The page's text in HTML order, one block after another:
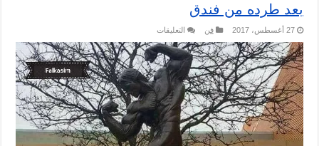
بعد طرده من فندق
27 أغسطس، 2017 فن التعليقات
نوم
الممثل
أرنولد
شوارزينجر
في
الشارع
بعد
طرده
من
فندق
مغلقة